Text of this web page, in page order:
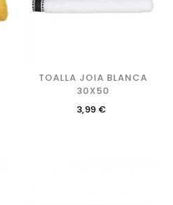
TOALLA JOIA BLANCA
30X50
Precio
3,99 €